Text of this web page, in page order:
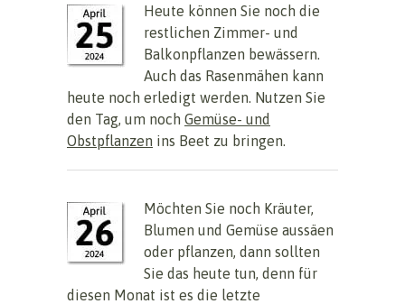
Heute können Sie noch die
restlichen Zimmer- und
Balkonpflanzen bewässern.
Auch das Rasenmähen kann
heute noch erledigt werden. Nutzen Sie
den Tag, um noch Gemüse- und
Obstpflanzen ins Beet zu bringen.
Möchten Sie noch Kräuter,
Blumen und Gemüse aussäen
oder pflanzen, dann sollten
Sie das heute tun, denn für
diesen Monat ist es die letzte